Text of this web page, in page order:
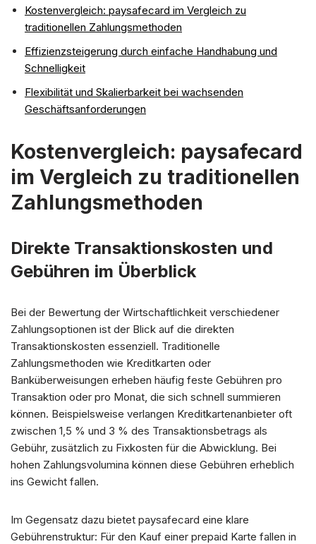
Kostenvergleich: paysafecard im Vergleich zu
traditionellen Zahlungsmethoden
Effizienzsteigerung durch einfache Handhabung und
Schnelligkeit
Flexibilität und Skalierbarkeit bei wachsenden
Geschäftsanforderungen
Kostenvergleich: paysafecard
im Vergleich zu traditionellen
Zahlungsmethoden
Direkte Transaktionskosten und
Gebühren im Überblick
Bei der Bewertung der Wirtschaftlichkeit verschiedener
Zahlungsoptionen ist der Blick auf die direkten
Transaktionskosten essenziell. Traditionelle
Zahlungsmethoden wie Kreditkarten oder
Banküberweisungen erheben häufig feste Gebühren pro
Transaktion oder pro Monat, die sich schnell summieren
können. Beispielsweise verlangen Kreditkartenanbieter oft
zwischen 1,5 % und 3 % des Transaktionsbetrags als
Gebühr, zusätzlich zu Fixkosten für die Abwicklung. Bei
hohen Zahlungsvolumina können diese Gebühren erheblich
ins Gewicht fallen.
Im Gegensatz dazu bietet paysafecard eine klare
Gebührenstruktur: Für den Kauf einer prepaid Karte fallen in